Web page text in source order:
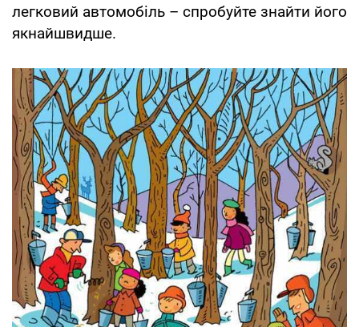
легковий автомобіль – спробуйте знайти його
якнайшвидше.